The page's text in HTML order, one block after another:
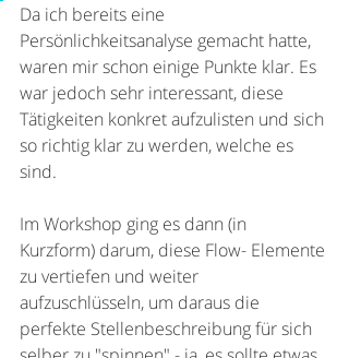
Da ich bereits eine
Persönlichkeitsanalyse gemacht hatte,
waren mir schon einige Punkte klar. Es
war jedoch sehr interessant, diese
Tätigkeiten konkret aufzulisten und sich
so richtig klar zu werden, welche es
sind.
Im Workshop ging es dann (in
Kurzform) darum, diese Flow- Elemente
zu vertiefen und weiter
aufzuschlüsseln, um daraus die
perfekte Stellenbeschreibung für sich